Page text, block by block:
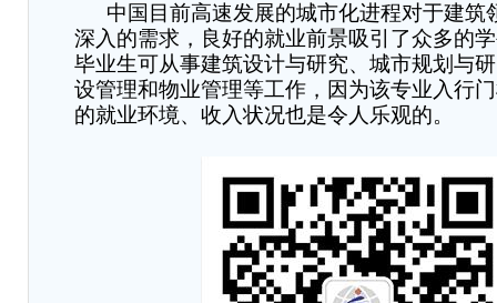
中国目前高速发展的城市化进程对于建筑
深入的需求，良好的就业前景吸引了众多的
毕业生可从事建筑设计与研究、城市规划与
设管理和物业管理等工作 ， 因为该专业入行
的就业环境、收入状况也是令人乐观的。